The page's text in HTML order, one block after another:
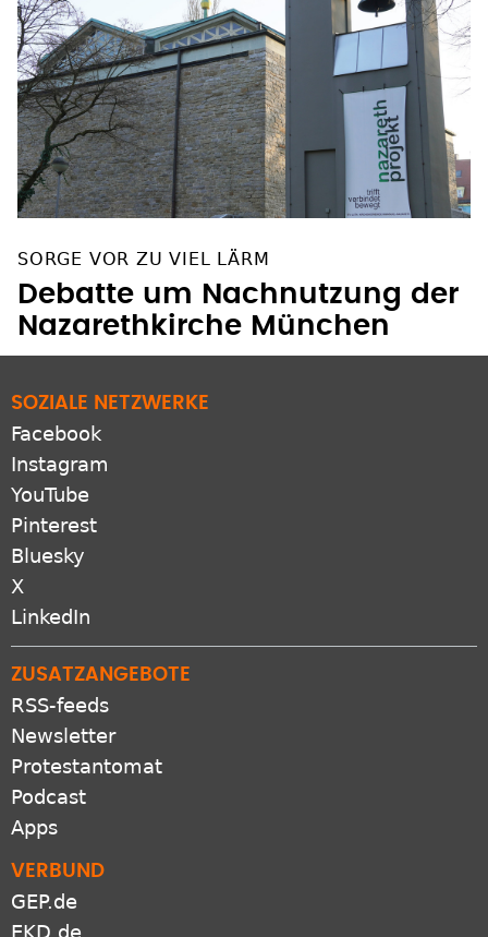
SORGE VOR ZU VIEL LÄRM
Debatte um Nachnutzung der
Nazarethkirche München
SOZIALE NETZWERKE
Facebook
Instagram
YouTube
Pinterest
Bluesky
X
LinkedIn
ZUSATZANGEBOTE
RSS-feeds
Newsletter
Protestantomat
Podcast
Apps
VERBUND
GEP.de
EKD.de